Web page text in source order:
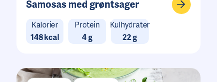
Samosas med grøntsager
Kalorier
148 kcal
Protein
4 g
Kulhydrater
22 g